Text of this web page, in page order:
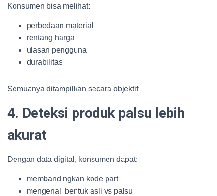
Konsumen bisa melihat:
perbedaan material
rentang harga
ulasan pengguna
durabilitas
Semuanya ditampilkan secara objektif.
4. Deteksi produk palsu lebih
akurat
Dengan data digital, konsumen dapat:
membandingkan kode part
mengenali bentuk asli vs palsu